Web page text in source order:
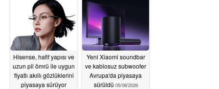
Hisense, hafif yapısı ve
uzun pil ömrü ile uygun
fiyatlı akıllı gözlüklerini
piyasaya sürüyor
Yeni Xiaomi soundbar
ve kablosuz subwoofer
Avrupa'da piyasaya
sürüldü 05/08/2026